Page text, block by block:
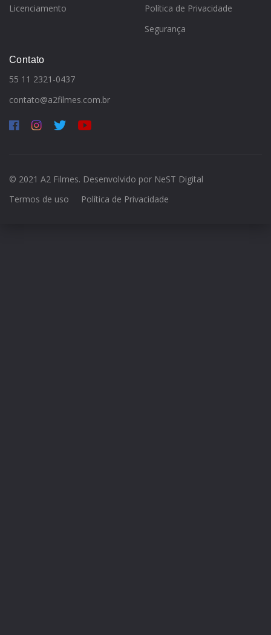
Licenciamento
Política de Privacidade
Segurança
Contato
55 11 2321-0437
contato@a2filmes.com.br
© 2021 A2 Filmes. Desenvolvido por NeST Digital
Termos de uso
Política de Privacidade